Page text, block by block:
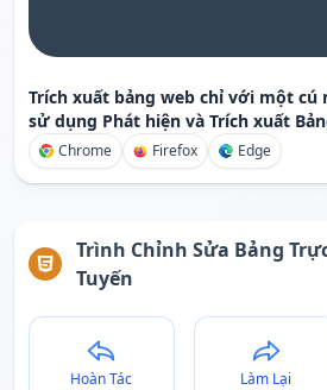
Trích xuất bảng web chỉ với một cú
sử dụng Phát hiện và Trích xuất
Chrome Firefox Edge
Trình Chỉnh Sửa Bảng
Tuyến
Hoàn Tác Làm Lại